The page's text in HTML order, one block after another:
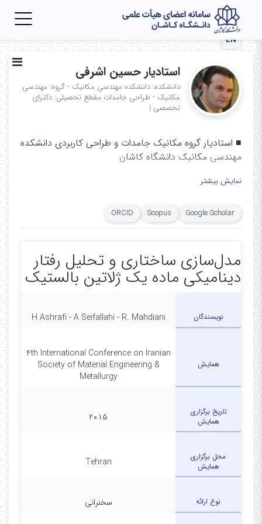
EN
استادیار حسین اشرفی
دانشکده: دانشکده مهندسی مکانیک - گروه: مهندسی
مکانیک - طراحی جامدات مقطع تحصیلی: دکترای
تخصصی |
■ استادیار گروه مکانیک جامدات و طراحی کاربردی دانشکده
مهندسی مکانیک دانشگاه کاشان
■دکتری تخصصی مکانیک محاسباتی و طراحی کاربردی از
■تلفن:۵۵۹۱۳۴۳۹ ۰۳۱
تارنما: https://faculty.kashanu.ac.ir/hashrafi
My affiliation
استادیار گروه مکانیک جامدات و طراحی کاربردی دانشکده
نمایش بیشتر
Google Scholar
Scopus
ORCID
مدل‌سازی ساختاری و تحلیل رفتار
دینامیکی ماده یک ژلاتین بالستیک
نویسندگان H Ashrafi - A Seifallahi - R. Mahdiani
همایش
4th International Conference on Iranian
Society of Material Engineering &
Metallurgy
تاریخ برگزاری
همایش
۲۰۱۵
محل برگزاری
همایش
Tehran
نوع ارائه سخنرانی